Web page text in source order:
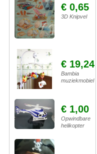
€ 0,65
3D Knipvel
€ 19,24
Bambia
muziekmobiel
€ 1,00
Opwindbare
helikopter